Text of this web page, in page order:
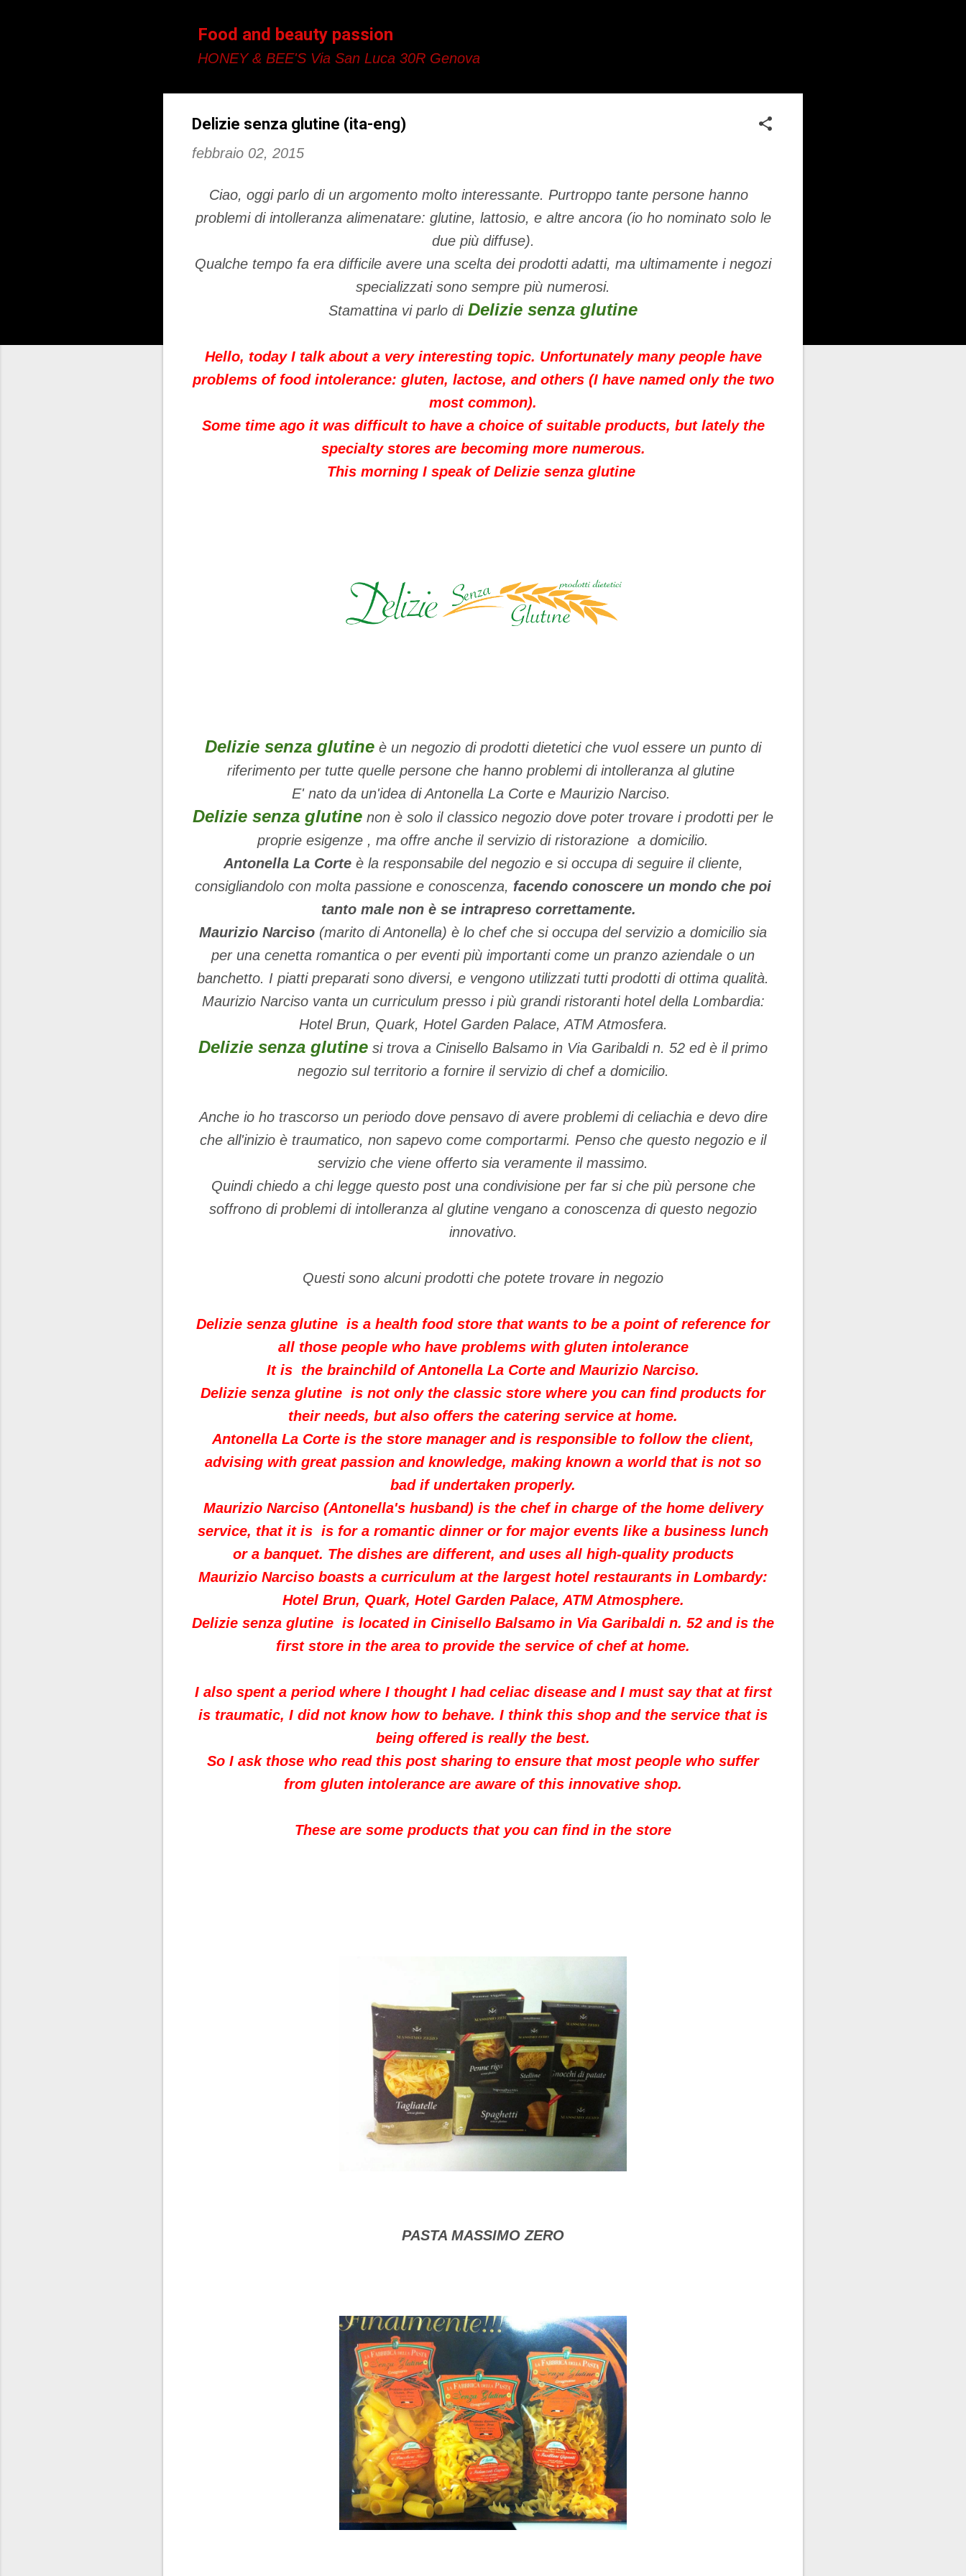
Food and beauty passion
HONEY & BEE'S Via San Luca 30R Genova
Delizie senza glutine (ita-eng)
febbraio 02, 2015
Ciao, oggi parlo di un argomento molto interessante. Purtroppo tante persone hanno
problemi di intolleranza alimenatare: glutine, lattosio, e altre ancora (io ho nominato solo le
due più diffuse).
Qualche tempo fa era difficile avere una scelta dei prodotti adatti, ma ultimamente i negozi
specializzati sono sempre più numerosi.
Stamattina vi parlo diDelizie senza glutine
Hello, today I talk about a very interesting topic. Unfortunately many people have
problems of food intolerance: gluten, lactose, and others (I have named only the two
most common).
Some time ago it was difficult to have a choice of suitable products, but lately the
specialty stores are becoming more numerous.
This morning I speak of Delizie senza glutine
Delizie senza glutine è un negozio di prodotti dietetici che vuol essere un punto di
riferimento per tutte quelle persone che hanno problemi di intolleranza al glutine
E' nato da un'idea di Antonella La Corte e Maurizio Narciso.
Delizie senza glutine non è solo il classico negozio dove poter trovare i prodotti per le
proprie esigenze , ma offre anche il servizio di ristorazione a domicilio.
Antonella La Corte è la responsabile del negozio e si occupa di seguire il cliente,
consigliandolo con molta passione e conoscenza, facendo conoscere un mondo che poi
tanto male non è se intrapreso correttamente.
Maurizio Narciso (marito di Antonella) è lo chef che si occupa del servizio a domicilio sia
per una cenetta romantica o per eventi più importanti come un pranzo aziendale o un
banchetto. I piatti preparati sono diversi, e vengono utilizzati tutti prodotti di ottima qualità.
Maurizio Narciso vanta un curriculum presso i più grandi ristoranti hotel della Lombardia:
Hotel Brun, Quark, Hotel Garden Palace, ATM Atmosfera.
Delizie senza glutine si trova a Cinisello Balsamo in Via Garibaldi n. 52 ed è il primo
negozio sul territorio a fornire il servizio di chef a domicilio.
Anche io ho trascorso un periodo dove pensavo di avere problemi di celiachia e devo dire
che all'inizio è traumatico, non sapevo come comportarmi. Penso che questo negozio e il
servizio che viene offerto sia veramente il massimo.
Quindi chiedo a chi legge questo post una condivisione per far si che più persone che
soffrono di problemi di intolleranza al glutine vengano a conoscenza di questo negozio
innovativo.
Questi sono alcuni prodotti che potete trovare in negozio
Delizie senza glutine is a health food store that wants to be a point of reference for
all those people who have problems with gluten intolerance
It is the brainchild of Antonella La Corte and Maurizio Narciso.
Delizie senza glutine is not only the classic store where you can find products for
their needs, but also offers the catering service at home.
Antonella La Corte is the store manager and is responsible to follow the client,
advising with great passion and knowledge, making known a world that is not so
bad if undertaken properly.
Maurizio Narciso (Antonella's husband) is the chef in charge of the home delivery
service, that it is is for a romantic dinner or for major events like a business lunch
or a banquet. The dishes are different, and uses all high-quality products
Maurizio Narciso boasts a curriculum at the largest hotel restaurants in Lombardy:
Hotel Brun, Quark, Hotel Garden Palace, ATM Atmosphere.
Delizie senza glutine is located in Cinisello Balsamo in Via Garibaldi n. 52 and is the
first store in the area to provide the service of chef at home.
I also spent a period where I thought I had celiac disease and I must say that at first
is traumatic, I did not know how to behave. I think this shop and the service that is
being offered is really the best.
So I ask those who read this post sharing to ensure that most people who suffer
from gluten intolerance are aware of this innovative shop.
These are some products that you can find in the store
PASTA MASSIMO ZERO